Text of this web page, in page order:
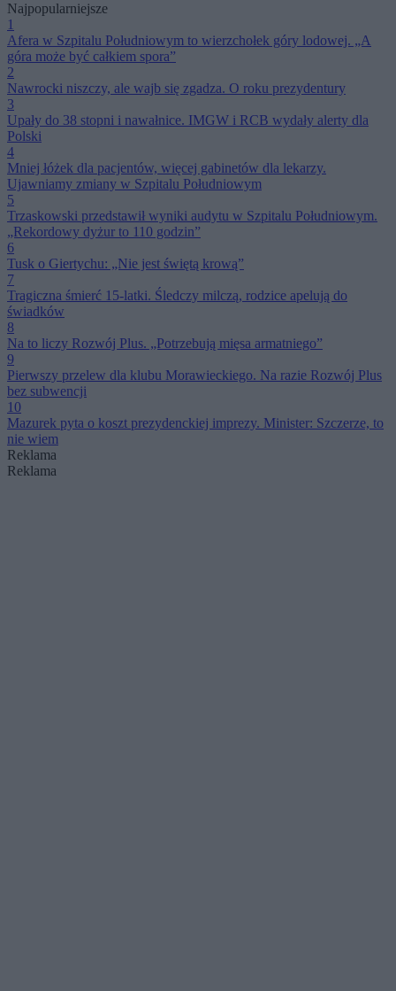
Najpopularniejsze
1
Afera w Szpitalu Południowym to wierzchołek góry lodowej. „A
góra może być całkiem spora”
2
Nawrocki niszczy, ale wajb się zgadza. O roku prezydentury
3
Upały do 38 stopni i nawałnice. IMGW i RCB wydały alerty dla
Polski
4
Mniej łóżek dla pacjentów, więcej gabinetów dla lekarzy.
Ujawniamy zmiany w Szpitalu Południowym
5
Trzaskowski przedstawił wyniki audytu w Szpitalu Południowym.
„Rekordowy dyżur to 110 godzin”
6
Tusk o Giertychu: „Nie jest świętą krową”
7
Tragiczna śmierć 15-latki. Śledczy milczą, rodzice apelują do
świadków
8
Na to liczy Rozwój Plus. „Potrzebują mięsa armatniego”
9
Pierwszy przelew dla klubu Morawieckiego. Na razie Rozwój Plus
bez subwencji
10
Mazurek pyta o koszt prezydenckiej imprezy. Minister: Szczerze, to
nie wiem
Reklama
Reklama